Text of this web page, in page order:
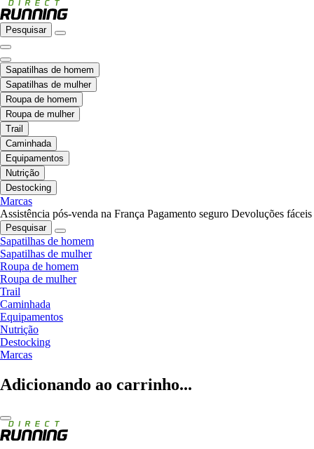
Pesquisar
Sapatilhas de homem
Sapatilhas de mulher
Roupa de homem
Roupa de mulher
Trail
Caminhada
Equipamentos
Nutrição
Destocking
Marcas
Assistência pós-venda na França Pagamento seguro Devoluções fáceis
Pesquisar
Sapatilhas de homem
Sapatilhas de mulher
Roupa de homem
Roupa de mulher
Trail
Caminhada
Equipamentos
Nutrição
Destocking
Marcas
Adicionando ao carrinho...